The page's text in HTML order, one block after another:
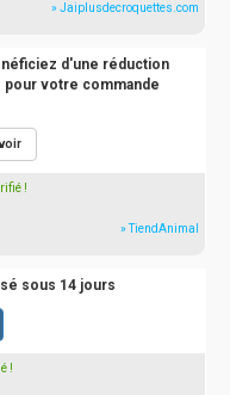
» Jaiplusdecroquettes.com
d'une réduction
pour votre commande
!
» TiendAnimal
sous 14 jours
!